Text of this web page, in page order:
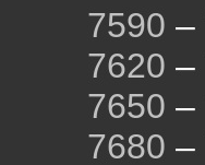
7590 –
7620 –
7650 –
7680 –